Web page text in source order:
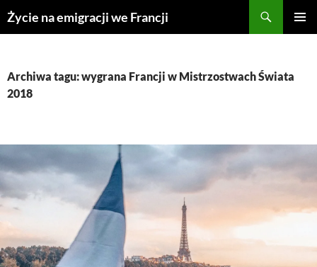
Przejdź
doŻycie na emigracji we Francji
Archiwa tagu: wygrana Francji w Mistrzostwach Świata
2018